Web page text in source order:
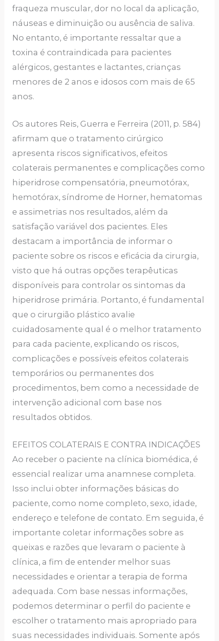
fraqueza muscular, dor no local da aplicação,
náuseas e diminuição ou ausência de saliva.
No entanto, é importante ressaltar que a
toxina é contraindicada para pacientes
alérgicos, gestantes e lactantes, crianças
menores de 2 anos e idosos com mais de 65
anos.
Os autores Reis, Guerra e Ferreira (2011, p. 584)
afirmam que o tratamento cirúrgico
apresenta riscos significativos, efeitos
colaterais permanentes e complicações como
hiperidrose compensatória, pneumotórax,
hemotórax, síndrome de Horner, hematomas
e assimetrias nos resultados, além da
satisfação variável dos pacientes. Eles
destacam a importância de informar o
paciente sobre os riscos e eficácia da cirurgia,
visto que há outras opções terapêuticas
disponíveis para controlar os sintomas da
hiperidrose primária. Portanto, é fundamental
que o cirurgião plástico avalie
cuidadosamente qual é o melhor tratamento
para cada paciente, explicando os riscos,
complicações e possíveis efeitos colaterais
temporários ou permanentes dos
procedimentos, bem como a necessidade de
intervenção adicional com base nos
resultados obtidos.
EFEITOS COLATERAIS E CONTRA INDICAÇÕES
Ao receber o paciente na clínica biomédica, é
essencial realizar uma anamnese completa.
Isso inclui obter informações básicas do
paciente, como nome completo, sexo, idade,
endereço e telefone de contato. Em seguida, é
importante coletar informações sobre as
queixas e razões que levaram o paciente à
clínica, a fim de entender melhor suas
necessidades e orientar a terapia de forma
adequada. Com base nessas informações,
podemos determinar o perfil do paciente e
escolher o tratamento mais apropriado para
suas necessidades individuais. Somente após